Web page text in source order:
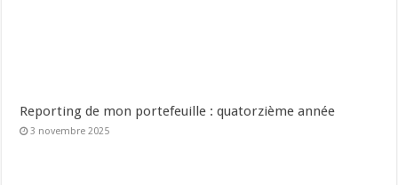
Reporting de mon portefeuille : quatorzième année
3 novembre 2025